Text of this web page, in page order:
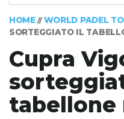
HOME// WORLD PADEL
SORTEGGIATO IL
Cupra
tabellone